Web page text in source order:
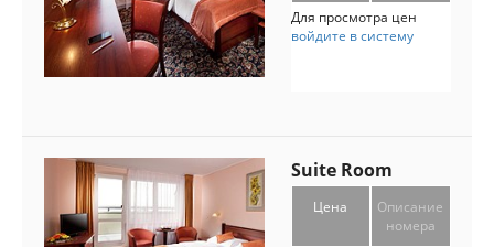
Для просмотра цен
войдите в систему
Suite Room
Цена
Описание
номера